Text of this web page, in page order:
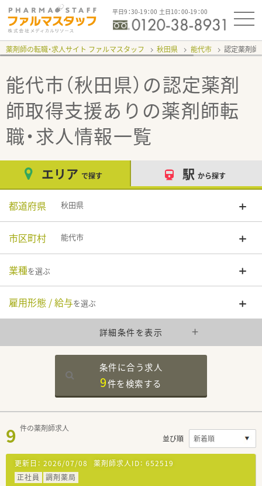
平日9：30-19：00 土日10：00-19：00
薬剤師の転職・求人サイト ファルマスタッフ 秋田県 能代市 認定薬剤
能代市（秋田県）の認定薬剤
師取得支援あり の薬剤師転
職・求人情報一覧
エリア で探す 駅 から探す
都道府県 秋田県
市区町村 能代市
業種を選ぶ
雇用形態 / 給与を選ぶ
詳細条件を表示
条件に合う求人
9件を検索する
9 件の薬剤師求人
並び順
更新日： 2026/07/08 薬剤師求人ID： 652519
正社員
調剤薬局